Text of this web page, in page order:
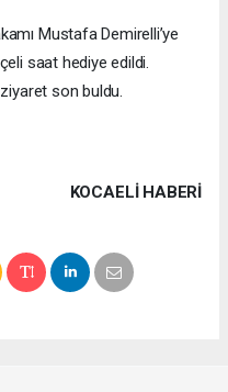
Mustafa Demirelli’ye
saat hediye edildi.
son buldu.
KOCAELI HABERİ